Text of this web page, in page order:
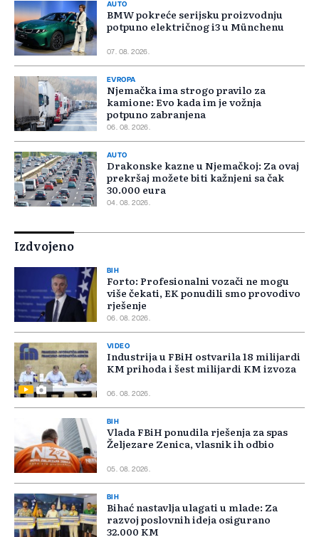
AUTO
BMW pokreće serijsku proizvodnju
potpuno električnog i3 u Münchenu
07. 08. 2026.
EVROPA
Njemačka ima strogo pravilo za
kamione: Evo kada im je vožnja
potpuno zabranjena
06. 08. 2026.
AUTO
Drakonske kazne u Njemačkoj: Za ovaj
prekršaj možete biti kažnjeni sa čak
30.000 eura
04. 08. 2026.
Izdvojeno
BIH
Forto: Profesionalni vozači ne mogu
više čekati, EK ponudili smo provodivo
rješenje
06. 08. 2026.
VIDEO
Industrija u FBiH ostvarila 18 milijardi
KM prihoda i šest milijardi KM izvoza
06. 08. 2026.
BIH
Vlada FBiH ponudila rješenja za spas
Željezare Zenica, vlasnik ih odbio
05. 08. 2026.
BIH
Bihać nastavlja ulagati u mlade: Za
razvoj poslovnih ideja osigurano
32.000 KM